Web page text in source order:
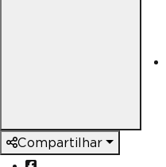
Compartilhar